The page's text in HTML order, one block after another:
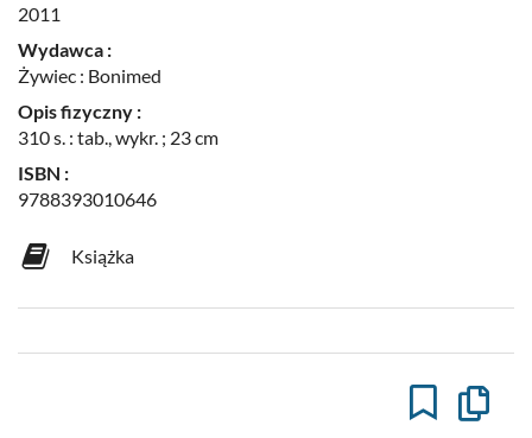
2011
Wydawca :
Żywiec : Bonimed
Opis fizyczny :
310 s. : tab., wykr. ; 23 cm
ISBN :
9788393010646
Książka